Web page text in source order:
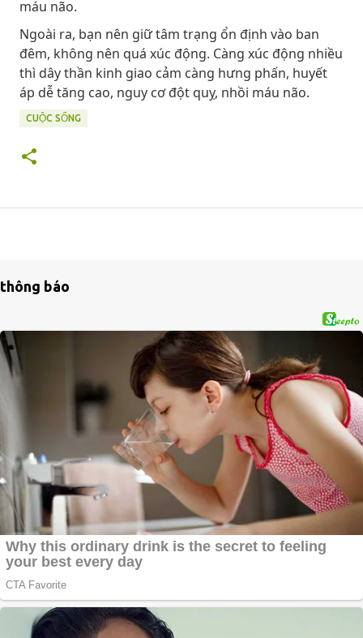
máu não.
Ngoài ra, bạn nên giữ tâm trạng ổn định vào ban
đêm, không nên quá xúc động. Càng xúc động nhiều
thì dây thần kinh giao cảm càng hưng phấn, huyết
áp dễ tăng cao, nguy cơ đột quỵ, nhồi máu não.
CUỘC SỐNG
thông báo